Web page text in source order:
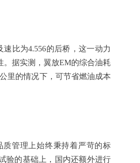
比为4.556的后桥，这一动力
据实测，翼放EM的综合油耗
里的情况下，可节省燃油成本
管理上始终秉持着严苛的标
验的基础上，国内还额外进行